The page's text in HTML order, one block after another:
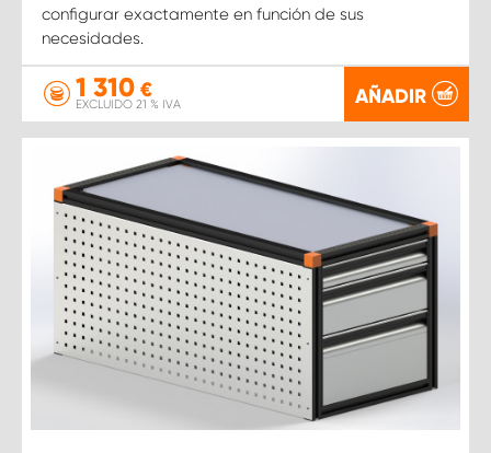
configurar exactamente en función de sus
necesidades.
1 310 €
EXCLUIDO 21 % IVA AÑADIR